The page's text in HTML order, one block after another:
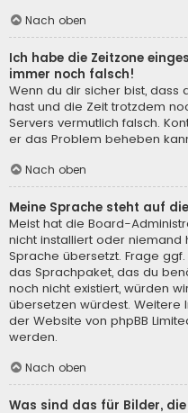
Nach oben
Ich habe die Zeitzone
immer noch falsch!
Wenn du dir sicher bist, dass
hast und die Zeit trotzdem
Servers vermutlich falsch.
er das Problem beheben
Nach oben
Meine Sprache steht auf
Meist hat die Board-
nicht installiert oder niemand
Sprache übersetzt. Frage
das Sprachpaket, das du
noch nicht existiert, würden
übersetzen würdest. Weitere
der Website von phpBB
werden.
Nach oben
Was sind das für Bilder,